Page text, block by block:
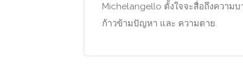
Michelangello ตั้งใจจะสื่อถึงความ
ก้าวข้ามปัญหา และ ความตาย.